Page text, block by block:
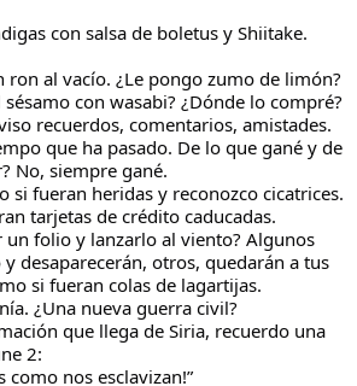
con salsa de boletus y Shiitake.
ron al vacío. ¿Le pongo zumo de limón?
con wasabi? ¿Dónde lo compré?
recuerdos, comentarios, amistades.
que ha pasado. De lo que gané y de
No, siempre gané.
si fueran heridas y reconozco cicatrices.
tarjetas de crédito caducadas.
un folio y lanzarlo al viento? Algunos
desaparecerán, otros, quedarán a tus
si fueran colas de lagartijas.
¿Una nueva guerra civil?
que llega de Siria, recuerdo una
2:
como nos esclavizan!”